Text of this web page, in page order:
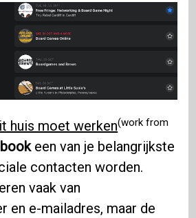
huis moet werken(work from
een van je belangrijkste
contacten worden.
vaak van
en e-mailadres, maar de